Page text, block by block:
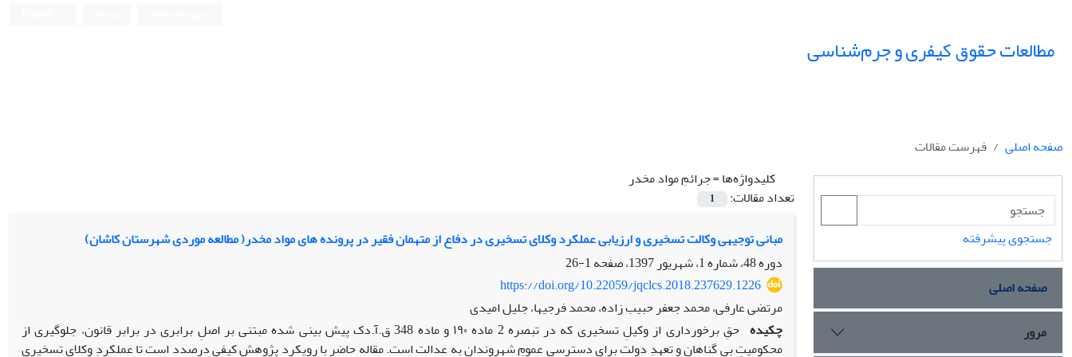
مطالعات حقوق کیفری و جرم‌شناسی
صفحه اصلی
فهرست مقالات
کلیدواژه‌ها =جرائمِ مواد مخدر
تعداد مقالات:
1
مبانی توجیهی وکالت تسخیری و ارزیابی عملکرد وکلای تسخیری در دفاع از متهمان فقیر در پرونده های مواد مخدر( مطالعه موردی شهرستان کاشان)
دوره 48، شماره 1، شهریور 1397، صفحه
1-26
https://doi.org/10.22059/jqclcs.2018.237629.1226
مرتضی عارفی، محمد جعفر حبیب زاده، محمد فرجیها، جلیل امیدی
چکیده
حقِ برخورداری از وکیلِ تسخیری که در تبصره 2 ماده ۱۹۰ و ماده 348 ق.آ.دک پیش بینی شده مبتنی بر اصلِ برابری در برابر قانون، جلوگیری از
محکومیتِ بی گناهان و تعهدِ دولت برایِ دسترسیِ عمومِ شهروندان به عدالت است. مقاله حاضر با رویکرد پژوهش کیفی درصدد است تا عملکردِ وکلای تسخیری
جستجوی پیشرفته
صفحه اصلی
مرور